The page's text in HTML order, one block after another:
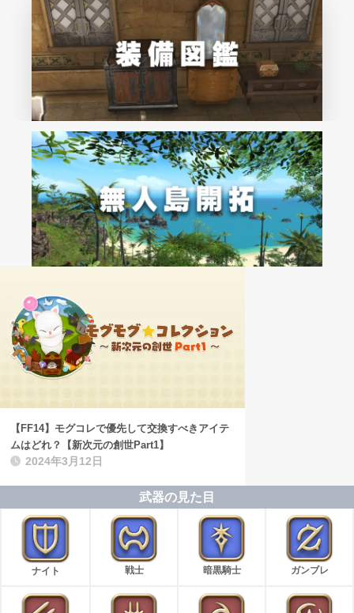
【FF14】モグコレで優先して交換すべきアイテ
ムはどれ？【新次元の創世Part1】
2024年3月12日
武器の見た目
ナイト 戦士 暗黒騎士 ガンブレ